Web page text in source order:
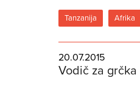
Tanzanija Afrika
20.07.2015
Vodič za grčka